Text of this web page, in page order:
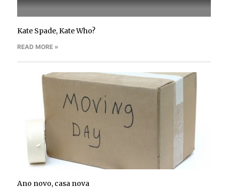
Kate Spade, Kate Who?
READ MORE »
Ano novo, casa nova